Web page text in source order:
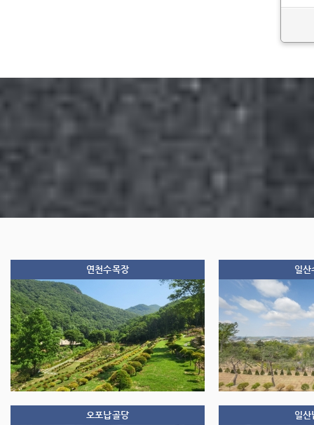
연천수목장 일산
오포납골당 일산